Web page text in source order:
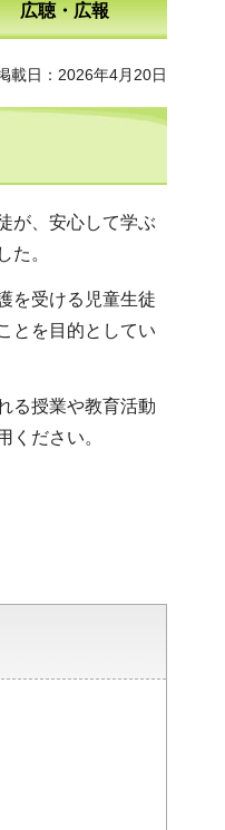
広聴・広報
載日：2026年4月20日
が、安心して学ぶ
た。
を受ける児童生徒
とを目的としてい
る授業や教育活動
ださい。